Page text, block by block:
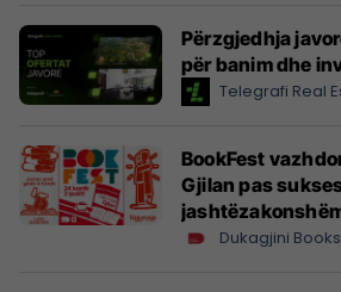
Përzgjedhja
për banim dhe
Telegrafi Real
BookFest
Gjilan pas
Dukagjini